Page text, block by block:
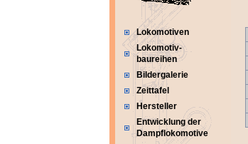
Lokomotiven
Lokomotiv-
baureihen
Bildergalerie
Zeittafel
Hersteller
Entwicklung der
Dampflokomotive